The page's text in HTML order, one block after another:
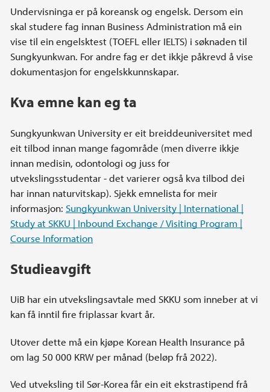
Undervisninga er på koreansk og engelsk. Dersom ein
skal studere fag innan Business Administration må ein
vise til ein engelsktest (TOEFL eller IELTS) i søknaden til
Sungkyunkwan. For andre fag er det ikkje påkrevd å vise
dokumentasjon for engelskkunnskapar.
Kva emne kan eg ta
Sungkyunkwan University er eit breiddeuniversitet med
eit tilbod innan mange fagområde (men diverre ikkje
innan medisin, odontologi og juss for
utvekslingsstudentar - det varierer også kva tilbod dei
har innan naturvitskap). Sjekk emnelista for meir
informasjon: Sungkyunkwan University | International |
Study at SKKU | Inbound Exchange / Visiting Program |
Course Information
Studieavgift
UiB har ein utvekslingsavtale med SKKU som inneber at vi
kan få inntil fire friplassar kvart år.
Utover dette må ein kjøpe Korean Health Insurance på
om lag 50 000 KRW per månad (beløp frå 2022).
Ved utveksling til Sør-Korea får ein eit ekstrastipend frå